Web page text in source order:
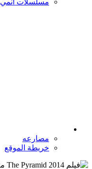
مسلسلات انمي
مصارعه
خريطة الموقع